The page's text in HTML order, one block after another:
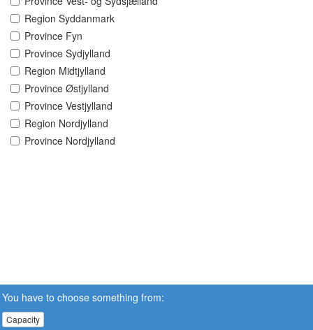
Region Syddanmark
Province Fyn
Province Sydjylland
Region Midtjylland
Province Østjylland
Province Vestjylland
Region Nordjylland
Province Nordjylland
You have to choose something from:
Capacity